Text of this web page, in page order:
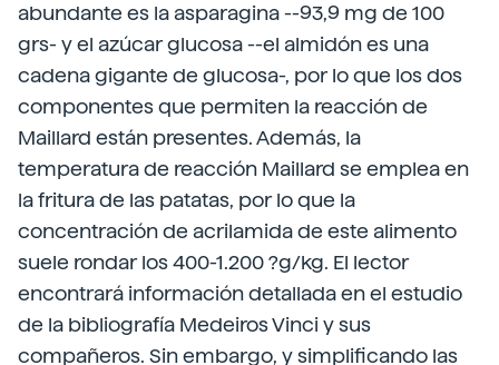
abundante es la asparagina --93,9 mg de 100
grs- y el azúcar glucosa --el almidón es una
cadena gigante de glucosa-, por lo que los dos
componentes que permiten la reacción de
Maillard están presentes. Además, la
temperatura de reacción Maillard se emplea en
la fritura de las patatas, por lo que la
concentración de acrilamida de este alimento
suele rondar los 400-1.200 ?g/kg. El lector
encontrará información detallada en el estudio
de la bibliografía Medeiros Vinci y sus
compañeros. Sin embargo, y simplificando las